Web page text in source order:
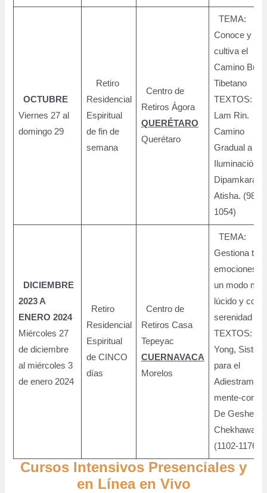
OCTUBRE
Viernes 27 al
domingo 29
Retiro
Residencial
Espiritual
de fin de
semana
Centro de
Retiros Ágora
QUERÉTARO
Querétaro
TEMA:
Conoce y
cultiva el
Camino
Tibetano
TEXTOS: El
Lam Rin.
Camino
Gradual a la
Iluminación.
Dipamkara
Atisha. (982-
1054)
DICIEMBRE
2023 A
ENERO 2024
Miércoles 27
de diciembre
al miércoles 3
de enero 2024
Retiro
Residencial
Espiritual
de CINCO
días
Centro de
Retiros Casa
Tepeyac
CUERNAVACA
Morelos
TEMA:
Gestiona tus
emociones
un modo más
lúcido y con
serenidad
TEXTOS: Lo-
Yong,
para el
mente-
De Geshe
Chekhawa
(1102-1176)
Cursos Intensivos Presenciales y
en Línea en Vivo